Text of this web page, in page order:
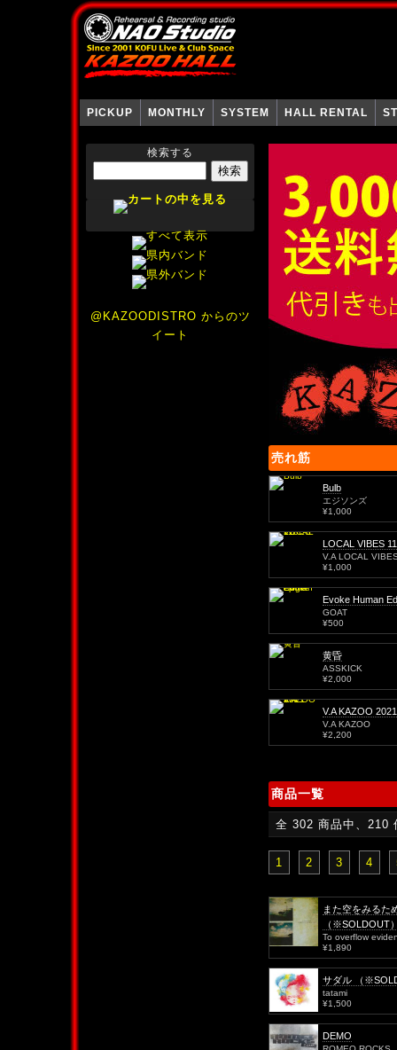
PICKUP MONTHLY SYSTEM HALL RENTAL
売れ筋
Bulb
エジソンズ
¥1,000
LOCAL VIBES 11
V.A LOCAL
¥1,000
Evoke Human
GOAT
¥500
黄昏
ASSKICK
¥2,000
V.A KAZOO 2021
V.A KAZOO
¥2,200
商品一覧
全 302 商品中、210
1 2 3 4
また空をみるた
（※SOLDOUT
To overflow
¥1,890
サダル （
tatami
¥1,500
DEMO
検索する
@KAZOODISTRO からのツ
イート